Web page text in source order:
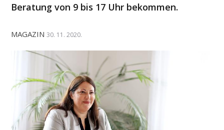
Beratung von 9 bis 17 Uhr bekommen.
MAGAZIN 30. 11. 2020.